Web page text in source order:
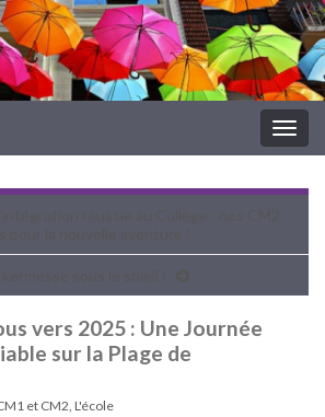
vers 2025 : Une Journée
sur la Plage de
et CM2, L'école